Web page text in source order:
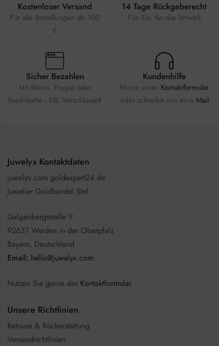
Kostenloser Versand
Für alle Bestellungen ab 100
€
14 Tage Rückgaberecht
Für Sie, für die Umwelt
Sicher Bezahlen
Mit Klarna, Paypal oder
Kreditkarte - SSL Verschlüsselt
Kundenhilfe
Nutze unser Kontaktformular
oder schreibe uns eine Mail
Juwelyx Kontaktdaten
juwelyx.com goldexpert24.de
Juwelier Goldhandel Stel
Galgenbergstraße 9
92637 Weiden in der Oberpfalz
Bayern, Deutschland
Email: hello@juwelyx.com
Nutzen Sie gerne das Kontaktformular
Unsere Richtlinien
Retoure & Rückerstattung
Versandrichtlinien